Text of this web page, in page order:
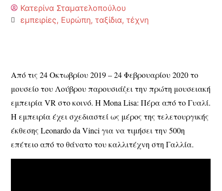
Κατερίνα Σταματελοπούλου
εμπειρίες, Ευρώπη,ταξίδια,τέχνη
Από τις 24 Οκτωβρίου 2019 – 24 Φεβρουαρίου 2020 το
μουσείο του Λούβρου παρουσιάζει την πρώτη μουσειακή
εμπειρία VR στο κοινό. Η Mona Lisa: Πέρα από το Γυαλί.
Η εμπειρία έχει σχεδιαστεί ως μέρος της τελετουργικής
έκθεσης Leonardo da Vinci για να τιμήσει την 500η
επέτειο από το θάνατο του καλλιτέχνη στη Γαλλία.